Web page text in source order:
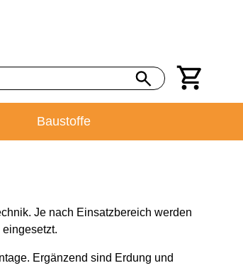
Baustoffe
Je nach Einsatzbereich werden
Ergänzend sind Erdung und